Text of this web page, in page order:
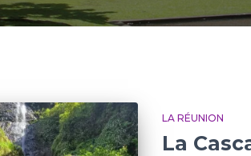
LA RÉUNION
La